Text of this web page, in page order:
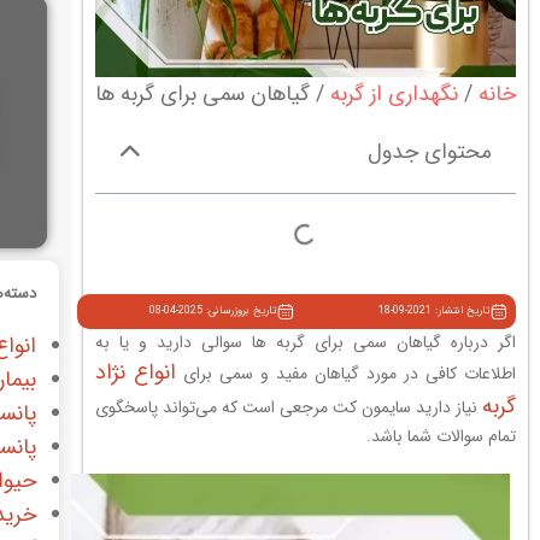
خانه نگهداری از گربه گیاهان سمی برای گربه ها
محتوای جدول
تاریخ انتشار: 2021-09-18 تاریخ بروزرسانی: 2025-04-08
اگر درباره گیاهان سمی برای گربه ها سوالی دارید و یا به
اطلاعات کافی در مورد گیاهان مفید و سمی برای انواع نژاد
گربه نیاز دارید سایمون کت مرجعی است که می‌تواند پاسخگوی
تمام سوالات شما باشد.